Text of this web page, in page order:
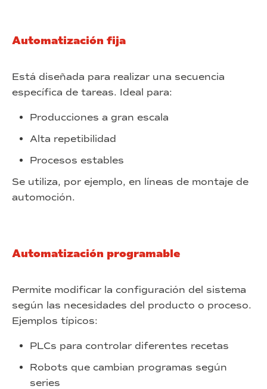
Automatización fija
Está diseñada para realizar una secuencia
específica de tareas. Ideal para:
Producciones a gran escala
Alta repetibilidad
Procesos estables
Se utiliza, por ejemplo, en líneas de montaje de
automoción.
Automatización programable
Permite modificar la configuración del sistema
según las necesidades del producto o proceso.
Ejemplos típicos:
PLCs para controlar diferentes recetas
Robots que cambian programas según
series